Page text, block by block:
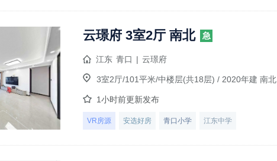
云璟府 3室2厅 南北 急
江东 青口 | 云璟府
3室2厅/101平米/中楼层(共18层) / 2020年建 南北
1小时前更新发布
VR房源 安选好房 青口小学 江东中学